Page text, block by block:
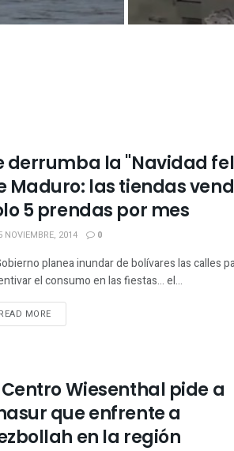
derrumba la "Navidad
Maduro: las tiendas
5 prendas por mes
NOVIEMBRE, 2014 0
planea inundar de bolívares las calles
el consumo en las fiestas... el...
READ MORE
Centro Wiesenthal pide a
que enfrente a
en la región